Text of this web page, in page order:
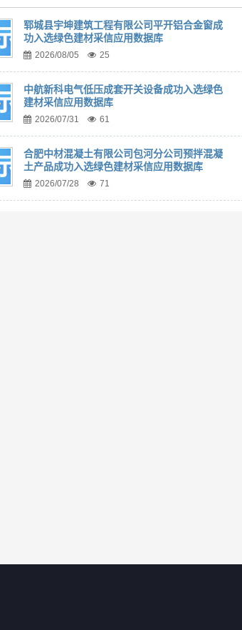
郓城县宇坤建筑工程有限公司平开铝合金窗成
功入选绿色建材采信应用数据库
2026/08/05 25
中航新科电气低压成套开关设备成功入选绿色
建材采信应用数据库
2026/07/31 61
合肥中材混凝土有限公司包河分公司预拌混凝
土产品成功入选绿色建材采信应用数据库
2026/07/28 71